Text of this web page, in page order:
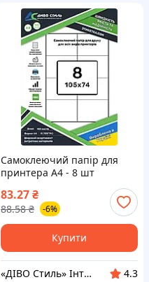
Самоклеючий папір для
принтера А4 - 8 шт
83.27₴
88.58 ₴ -6%
Купити
«ДІВО Стиль» Інтернет магазин торговельного обладнання та витратних матеріалів
4.3